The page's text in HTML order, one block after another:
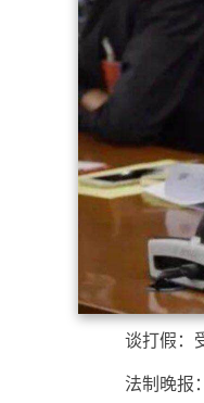
谈打假：
法制晚报